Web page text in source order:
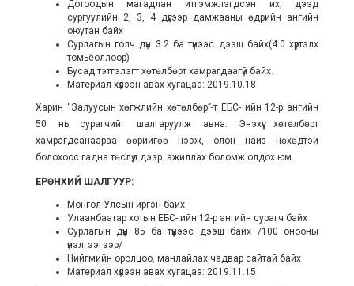
Дотоодын магадлан итгэмжлэгдсэн их, дээд
сургуулийн 2, 3, 4 дүгээр дамжааны өдрийн ангийн
оюутан байх
Сурлагын голч дүн 3.2 ба түүнээс дээш байх(4.0 хүртэлх
томьёоллоор)
Бусад тэтгэлэгт хөтөлбөрт хамрагдаагүй байх.
Материал хүлээн авах хугацаа: 2019.10.18
Харин “Залуусын хөгжлийн хөтөлбөр”-т ЕБС- ийн 12-р ангийн
50 нь сурагчийг шалгаруулж авна. Энэхүү хөтөлбөрт
хамрагдсанаараа өөрийгөө нээж, олон найз нөхөдтэй
болохоос гадна төслүүд дээр ажиллах боломж олдох юм.
ЕРӨНХИЙ ШАЛГУУР:
Монгол Улсын иргэн байх
Улаанбаатар хотын ЕБС- ийн 12-р ангийн сурагч байх
Сурлагын дүн 85 ба түүнээс дээш байх /100 онооны
үнэлгээгээр/
Нийгмийн оролцоо, манлайлах чадвар сайтай байх
Материал хүлээн авах хугацаа: 2019.11.15